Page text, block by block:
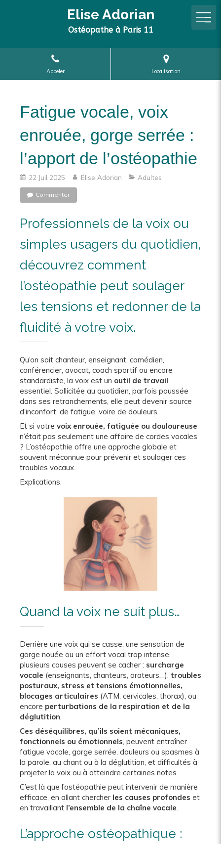
Elise Adorian
Ostéopathe à Paris 11
Appeler Localisation
Fatigue vocale, voix
enrouée, gorge serrée :
l’apport de l’ostéopathie
22 Juil 2025 Élise Adorian Adultes
Commenter
Professionnels de la voix ou
simples usagers du quotidien,
découvrez comment
l’ostéopathie peut soulager
les tensions et redonner de la
fluidité à votre voix.
Qu’on soit chanteur, enseignant, comédien,
conférencier, avocat, coach sportif ou encore
standardiste, la voix est un outil de travail
essentiel. Sollicitée au quotidien, parfois poussée
dans ses retranchements, elle peut devenir source
d’inconfort, de fatigue, voire de douleurs.
Et si votre voix enrouée, fatiguée ou douloureuse
n’était pas seulement une affaire de cordes vocales
? L’ostéopathie offre une approche globale et
souvent méconnue pour prévenir et soulager ces
troubles vocaux.
Explications.
Quand la voix ne suit plus…
Derrière une voix qui se casse, une sensation de
gorge nouée ou un effort vocal trop intense,
plusieurs causes peuvent se cacher : surcharge
vocale (enseignants, chanteurs, orateurs…), troubles
posturaux, stress et tensions émotionnelles,
blocages articulaires (ATM, cervicales, thorax), ou
encore perturbations de la respiration et de la
déglutition
Ces déséquilibres, qu’ils soient mécaniques,
fonctionnels ou émotionnels , peuvent entraîner
fatigue vocale, gorge serrée, douleurs ou spasmes à
la parole, au chant ou à la déglutition, et difficultés à
projeter la voix ou à atteindre certaines notes.
C’est là que l’ostéopathie peut intervenir de manière
efficace, en allant chercher les causes profondes et
en travaillant l’ensemble de la chaîne vocale
L’approche ostéopathique :